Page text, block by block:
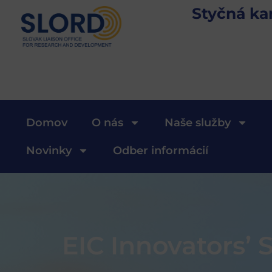
Styčná
Domov O nás Naše služby
Novinky Odber informácií